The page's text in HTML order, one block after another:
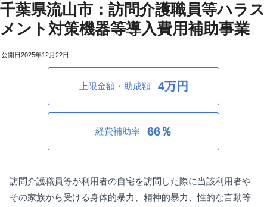
千葉県流山市：訪問介護職員等ハラス
メント対策機器等導入費用補助事業
2025年12月22日
上限金額・助成額 4万円
経費補助率 66％
訪問介護職員等が利用者の自宅を訪問した際に当該利用者や
その家族から受ける身体的暴力、精神的暴力、性的な言動等